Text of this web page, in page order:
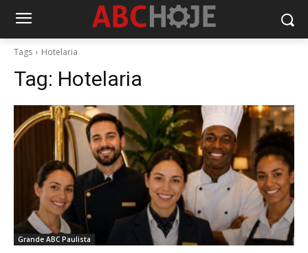
Tags Hotelaria
Tag: Hotelaria
Grande ABC Paulista